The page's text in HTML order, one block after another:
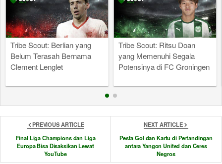
Tribe Scout: Berlian yang
Belum Terasah Bernama
Clement Lenglet
Tribe Scout: Ritsu Doan
yang Memenuhi Segala
Potensinya di FC Groningen
PREVIOUS ARTICLE
Final Liga Champions dan Liga
Europa Bisa Disaksikan Lewat
YouTube
NEXT ARTICLE
Pesta Gol dan Kartu di Pertandingan
antara Yangon United dan Ceres
Negros